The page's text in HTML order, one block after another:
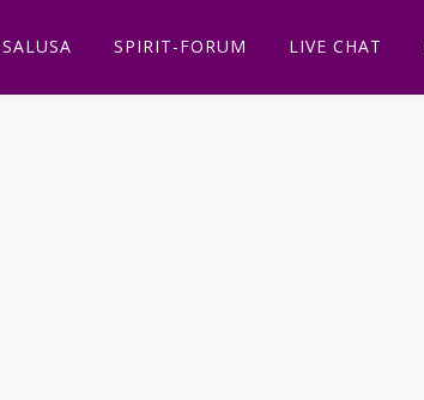
SALUSA SPIRIT-FORUM LIVE CHAT